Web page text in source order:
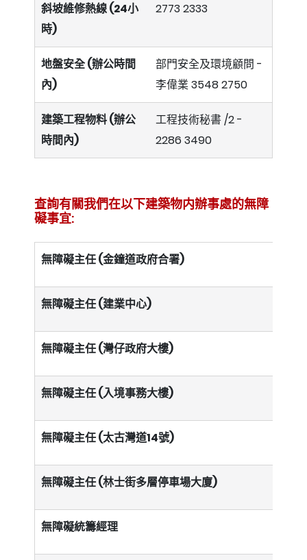
斜坡維修熱線 (24小
時)
2773 2333
地盤安全 (辦公時間
內)
部門安全及環境顧問 -
李偉業3548 2750
建築工程物料 (辦公
時間內)
工程技術秘書 /2 -
2286 3490
查詢有關我們在以下建築物内辦事處的無障
礙事宜:
無障礙主任 (金鐘道政府合署)
無障礙主任 (建業中心)
無障礙主任 (灣仔政府大樓)
無障礙主任 (入境事務大樓)
無障礙主任 (太古灣道14號)
無障礙主任 (林士街多層停車場大廈)
無障礙統籌經理